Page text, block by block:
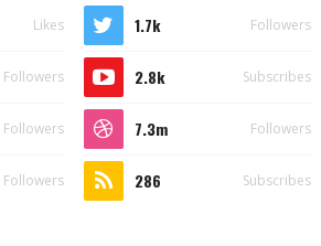
Likes 1.7k Followers
Followers 2.8k Subscribes
Followers 7.3m Followers
Followers 286 Subscribes